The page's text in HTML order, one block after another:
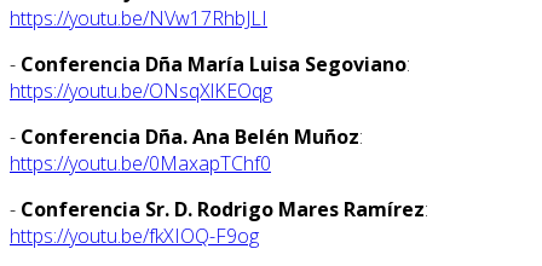
https://youtu.be/NVw17RhbJLI
- Conferencia Dña María Luisa Segoviano:
https://youtu.be/ONsqXlKEOqg
- Conferencia Dña. Ana Belén Muñoz:
https://youtu.be/0MaxapTChf0
- Conferencia Sr. D. Rodrigo Mares Ramírez:
https://youtu.be/fkXIOQ-F9og